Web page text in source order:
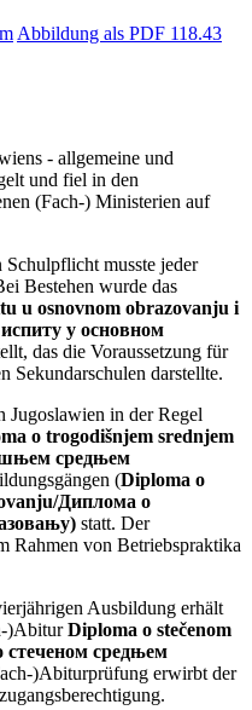
Abbildung als PDF 118.43
- allgemeine und
und fiel in den
(Fach-) Ministerien auf
musste jeder
Bestehen wurde das
u osnovnom obrazovanju i
у основном
das die Voraussetzung für
Sekundarschulen darstellte.
Jugoslawien in der Regel
o trogodišnjem srednjem
средњем
(Diploma o
Диплома о
statt. Der
Rahmen von Betriebspraktika
Ausbildung erhält
)AbiturDiploma o stečenom
средњем
)Abiturprüfung erwirbt der